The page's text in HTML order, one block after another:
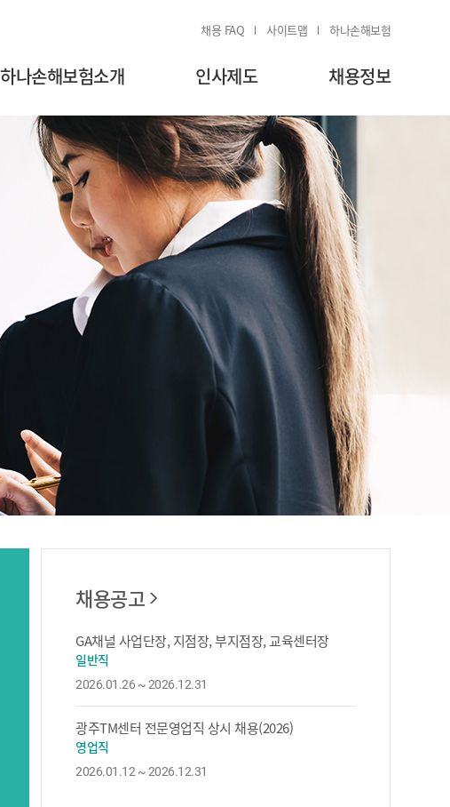
채용 FAQ 사이트맵 하나손해보험
하나손해보험소개 인사제도 채용정보
채용공고
GA채널 사업단장, 지점장, 부지점장, 교육센터장
일반직
2026.01.26 ~ 2026.12.31
광주TM센터 전문영업직 상시 채용(2026)
영업직
2026.01.12 ~ 2026.12.31